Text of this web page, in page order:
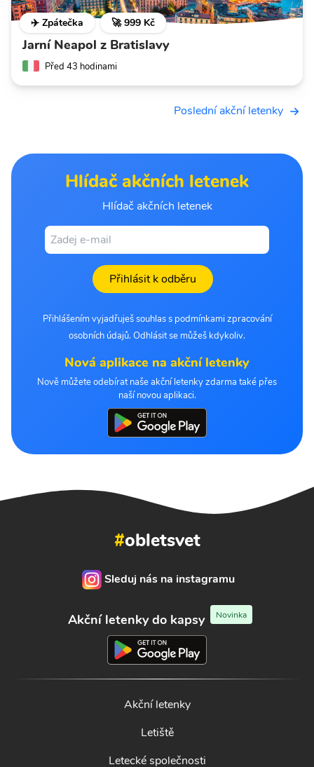
✈️ Zpátečka 🚀 999 Kč
Jarní Neapol z Bratislavy
Před 43 hodinami
Poslední akční letenky
Hlídač akčních letenek
Hlídač akčních letenek
Přihlásit k odběru
Přihlášením vyjadřuješ souhlas s podmínkami zpracování
osobních údajů. Odhlásit se můžeš kdykoliv.
Nová aplikace na akční letenky
Nově můžete odebírat naše akční letenky zdarma také přes
naší novou aplikaci.
#obletsvet
Sleduj nás na instagramu
Akční letenky do kapsy Novinka
Akční letenky
Letiště
Letecké společnosti